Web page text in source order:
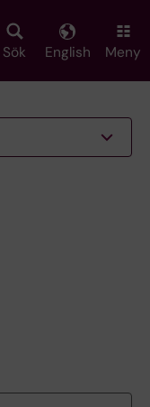
Sök English Meny